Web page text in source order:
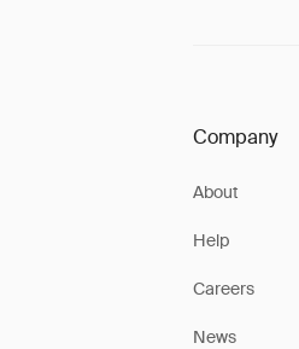
Company
About
Help
Careers
News